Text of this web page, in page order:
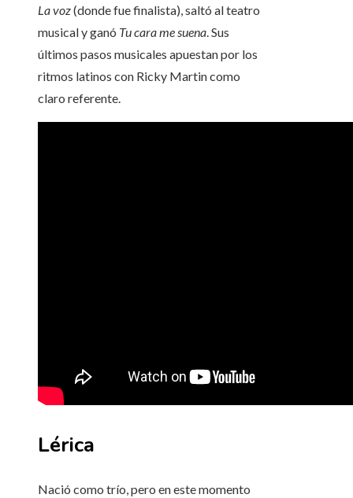
La voz(donde fue finalista), saltó al teatro
musical y ganó Tu cara me suena. Sus
últimos pasos musicales apuestan por los
ritmos latinos con Ricky Martin como
claro referente.
Lérica
Nació como trío, pero en este momento